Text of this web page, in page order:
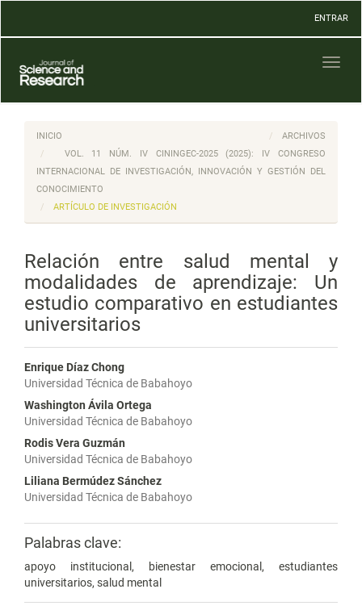
Contenido
Barra
lateral
ENTRAR
INICIO
ARCHIVOS
VOL. 11 NÚM. IV CININGEC-2025 (2025): IV CONGRESO
INTERNACIONAL DE INVESTIGACIÓN, INNOVACIÓN Y GESTIÓN DEL
CONOCIMIENTO
ARTÍCULO DE INVESTIGACIÓN
Relación entre salud mental y
modalidades de aprendizaje: Un
estudio comparativo en estudiantes
universitarios
Enrique Díaz Chong
Universidad Técnica de Babahoyo
Washington Ávila Ortega
Universidad Técnica de Babahoyo
Rodis Vera Guzmán
Universidad Técnica de Babahoyo
Liliana Bermúdez Sánchez
Universidad Técnica de Babahoyo
Palabras clave:
apoyo institucional, bienestar emocional, estudiantes
universitarios, salud mental